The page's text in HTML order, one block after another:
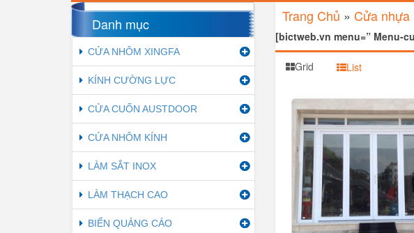
Danh mục
CỬA NHÔM XINGFA
KÍNH CƯỜNG LỰC
CỬA CUỐN AUSTDOOR
CỬA NHÔM KÍNH
LÀM SẮT INOX
LÀM THẠCH CAO
BIỂN QUẢNG CÁO
Trang Chủ » Cửa nhựa
[bictweb.vn menu=” Menu-
Grid List